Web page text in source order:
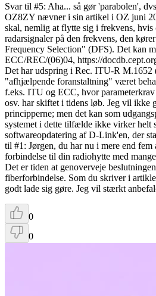
Svar til #5: Aha... så gør 'parabolen',
OZ8ZY nævner i sin artikel i OZ juni
skal, nemlig at flytte sig i frekvens, hvis
radarsignaler på den frekvens, den
Frequency Selection" (DFS). Det kan
ECC/REC/(06)04, https://
Det har udspring i Rec. ITU-R M.1652
"afhjælpende foranstaltning" været
f.eks. ITU og ECC, hvor
osv. har skiftet i tidens løb. Jeg vil ikke
principperne; men det kan som
systemet i dette tilfælde ikke virker helt
softwareopdatering af D-Link'en, der
til #1: Jørgen, du har nu i mere end fem
forbindelse til din radiohytte med
Det er tiden at genoverveje
fiberforbindelse. Som du skriver i
godt lade sig gøre. Jeg vil stærkt
0
0